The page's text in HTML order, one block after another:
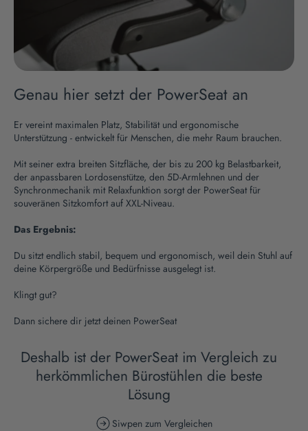
Genau hier setzt der PowerSeat an
Er vereint maximalen Platz, Stabilität und ergonomische
Unterstützung - entwickelt für Menschen, die mehr Raum brauchen.
Mit seiner extra breiten Sitzfläche, der bis zu 200 kg Belastbarkeit,
der anpassbaren Lordosenstütze, den 5D-Armlehnen und der
Synchronmechanik mit Relaxfunktion sorgt der PowerSeat für
souveränen Sitzkomfort auf XXL-Niveau.
Das Ergebnis:
Du sitzt endlich stabil, bequem und ergonomisch, weil dein Stuhl auf
deine Körpergröße und Bedürfnisse ausgelegt ist.
Klingt gut?
Dann sichere dir jetzt deinen PowerSeat
Deshalb ist der PowerSeat im Vergleich zu
herkömmlichen Bürostühlen die beste
Lösung
Siwpen zum Vergleichen